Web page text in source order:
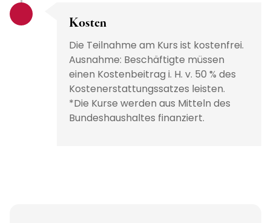
Kosten
Die Teilnahme am Kurs ist kostenfrei.
Ausnahme: Beschäftigte müssen
einen Kostenbeitrag i. H. v. 50 % des
Kostenerstattungssatzes leisten.
*Die Kurse werden aus Mitteln des
Bundeshaushaltes finanziert.